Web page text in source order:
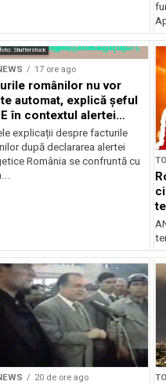
Shutterstock
17 ore ago
românilor nu vor
automat, explică șeful
în contextul alertei
explicații despre facturile
după declararea alertei
România se confruntă cu
20 de ore ago